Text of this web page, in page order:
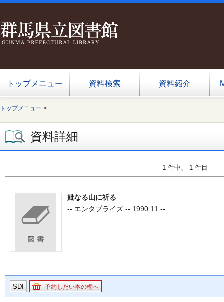
トップメニュー 資料検索 資料紹介
トップメニュー >
資料詳細
1 件中、 1 件目
妣なる山に祈る
-- エンタプライズ -- 1990.11 --
SDI 予約したい本の棚へ